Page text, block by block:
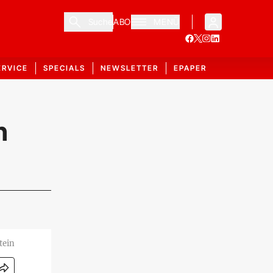
ABO
SPECIALS NEWSLETTER EPAPER